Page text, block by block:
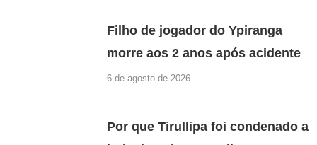
Filho de jogador do Ypiranga
morre aos 2 anos após acidente
6 de agosto de 2026
Por que Tirullipa foi condenado a